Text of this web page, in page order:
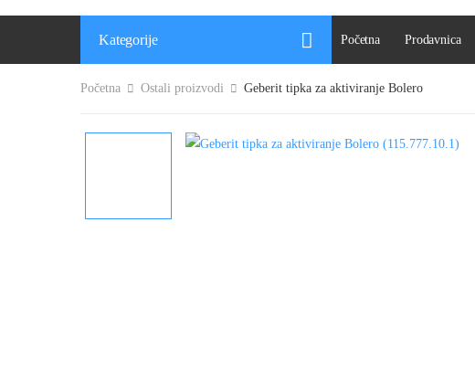
Kategorije Početna Prodavnica
Početna Ostali proizvodi Geberit tipka za aktiviranje Bolero